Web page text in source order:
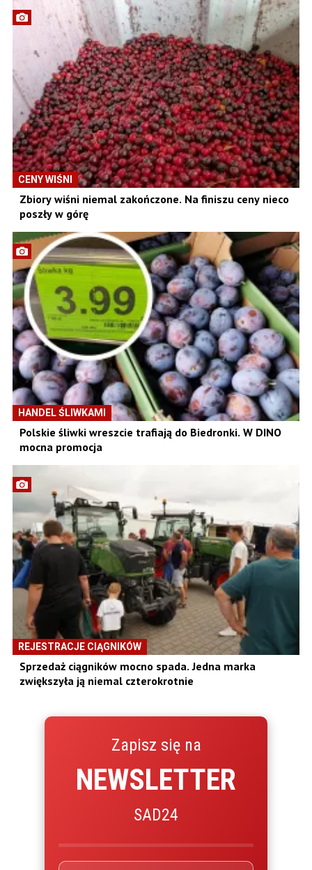
CENY WIŚNI
Zbiory wiśni niemal zakończone. Na finiszu ceny nieco
poszły w górę
HANDEL ŚLIWKAMI
Polskie śliwki wreszcie trafiają do Biedronki. W DINO
mocna promocja
REJESTRACJE CIĄGNIKÓW
Sprzedaż ciągników mocno spada. Jedna marka
zwiększyła ją niemal czterokrotnie
Zapisz się na
NEWSLETTER
SAD24